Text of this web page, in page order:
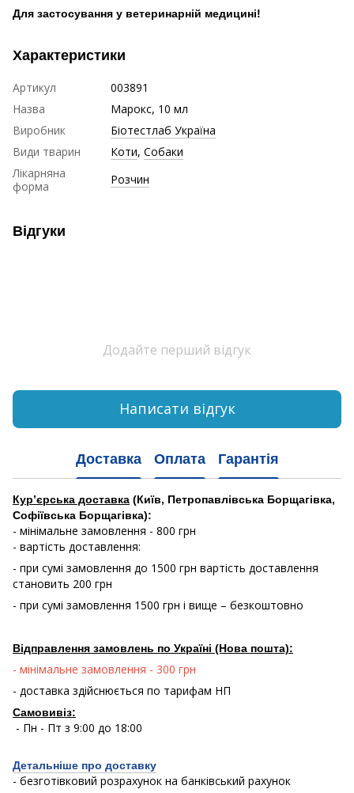
Для застосування у ветеринарній медицині!
Характеристики
Артикул
003891
Назва
Марокс, 10 мл
Виробник
Біотестлаб Україна
Види тварин
Коти, Собаки
Лікарняна
форма
Розчин
Відгуки
Додайте перший відгук
Написати відгук
Доставка Оплата Гарантія
Кур’єрська доставка (Київ, Петропавлівська Борщагівка,
Софіївська Борщагівка):
- мінімальне замовлення - 800 грн
- вартість доставлення:
- при сумі замовлення до 1500 грн вартість доставлення
становить 200 грн
- при сумі замовлення 1500 грн і вище – безкоштовно
Відправлення замовлень по Україні (Нова пошта):
- мінімальне замовлення - 300 грн
- доставка здійснюється по тарифам НП
Самовивіз:
- Пн - Пт з 9:00 до 18:00
Детальніше про доставку
- безготівковий розрахунок на банківський рахунок